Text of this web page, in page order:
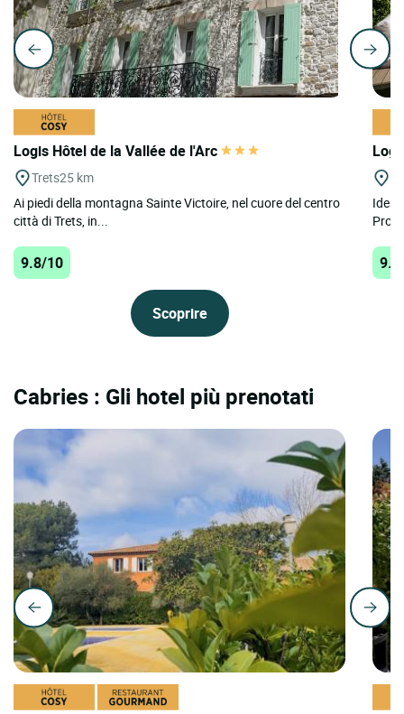
Logis Hôtel de la Vallée de l'Arc
Trets25 km
Ai piedi della montagna Sainte Victoire, nel cuore del centro
città di Trets, in...
9.8/10
Scoprire
Cabries : Gli hotel più prenotati